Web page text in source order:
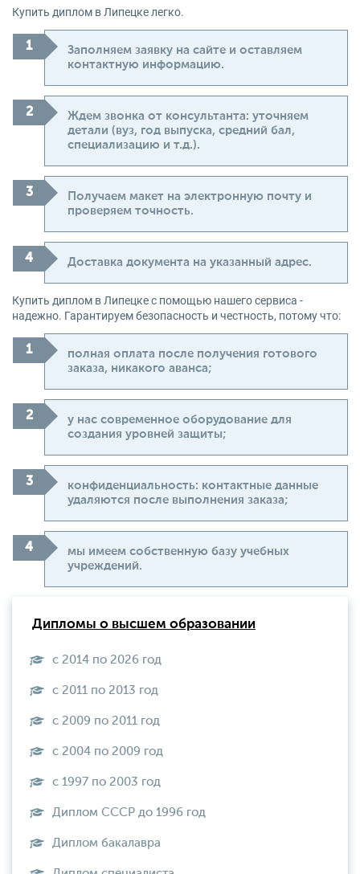
Купить диплом в Липецке легко.
Заполняем заявку на сайте и оставляем
контактную информацию.
Ждем звонка от консультанта: уточняем
детали (вуз, год выпуска, средний бал,
специализацию и т.д.).
Получаем макет на электронную почту и
проверяем точность.
Доставка документа на указанный адрес.
Купить диплом в Липецке с помощью нашего сервиса -
надежно. Гарантируем безопасность и честность, потому что:
полная оплата после получения готового
заказа, никакого аванса;
у нас современное оборудование для
создания уровней защиты;
конфиденциальность: контактные данные
удаляются после выполнения заказа;
мы имеем собственную базу учебных
учреждений.
Дипломы о высшем образовании
с 2014 по 2026 год
с 2011 по 2013 год
с 2009 по 2011 год
с 2004 по 2009 год
с 1997 по 2003 год
Диплом СССР до 1996 год
Диплом бакалавра